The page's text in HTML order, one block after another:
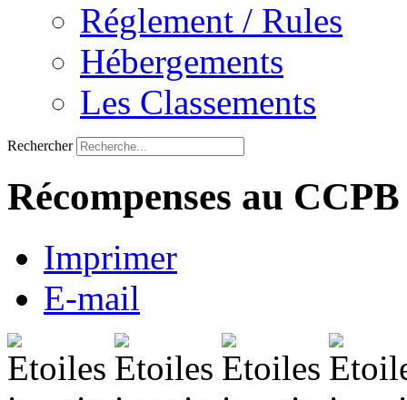
Réglement / Rules
Hébergements
Les Classements
Rechercher
Récompenses au CCPB
Imprimer
E-mail